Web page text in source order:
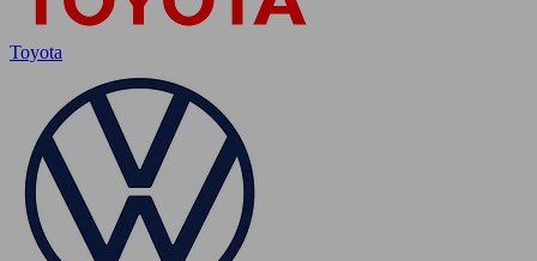
Toyota